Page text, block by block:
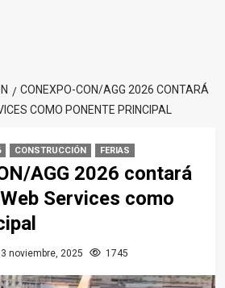
CONEXPO-CON/AGG 2026 CONTARÁ
COMO PONENTE PRINCIPAL
CONSTRUCCIÓN FERIAS
AGG 2026 contará
Services como
noviembre, 2025 1745